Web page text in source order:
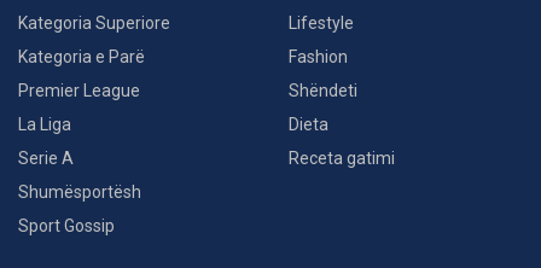
Kategoria Superiore
Kategoria e Parë
Premier League
La Liga
Serie A
Shumësportësh
Sport Gossip
Lifestyle
Fashion
Shëndeti
Dieta
Receta gatimi